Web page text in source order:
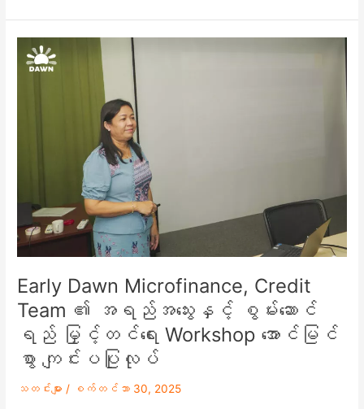
Early Dawn Microfinance, Credit
Team ၏ အရည်အသွေးနှင့် စွမ်းဆောင်
ရည် မြှင့်တင်ရေး Workshop အောင်မြင်
စွာ ကျင်းပပြုလုပ်
သတင်းများ / စက်တင်ဘာ 30, 2025
Early
Dawn
ဆောင်
ရည်
မြှင့်
တင်
ရေး
Workshop
အောင်မြင်
စွာ
ပြုလုပ်